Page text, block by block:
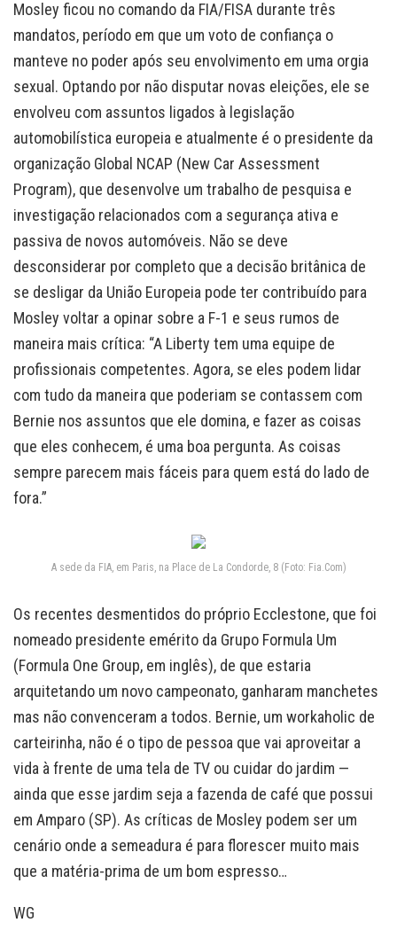
Mosley ficou no comando da FIA/FISA durante três
mandatos, período em que um voto de confiança o
manteve no poder após seu envolvimento em uma orgia
sexual. Optando por não disputar novas eleições, ele se
envolveu com assuntos ligados à legislação
automobilística europeia e atualmente é o presidente da
organização Global NCAP (New Car Assessment
Program), que desenvolve um trabalho de pesquisa e
investigação relacionados com a segurança ativa e
passiva de novos automóveis. Não se deve
desconsiderar por completo que a decisão britânica de
se desligar da União Europeia pode ter contribuído para
Mosley voltar a opinar sobre a F-1 e seus rumos de
maneira mais crítica: “A Liberty tem uma equipe de
profissionais competentes. Agora, se eles podem lidar
com tudo da maneira que poderiam se contassem com
Bernie nos assuntos que ele domina, e fazer as coisas
que eles conhecem, é uma boa pergunta. As coisas
sempre parecem mais fáceis para quem está do lado de
fora.”
A sede da FIA, em Paris, na Place de La Condorde, 8 (Foto: Fia.Com)
Os recentes desmentidos do próprio Ecclestone, que foi
nomeado presidente emérito da Grupo Formula Um
(Formula One Group, em inglês), de que estaria
arquitetando um novo campeonato, ganharam manchetes
mas não convenceram a todos. Bernie, um workaholic de
carteirinha, não é o tipo de pessoa que vai aproveitar a
vida à frente de uma tela de TV ou cuidar do jardim —
ainda que esse jardim seja a fazenda de café que possui
em Amparo (SP). As críticas de Mosley podem ser um
cenário onde a semeadura é para florescer muito mais
que a matéria-prima de um bom espresso…
WG